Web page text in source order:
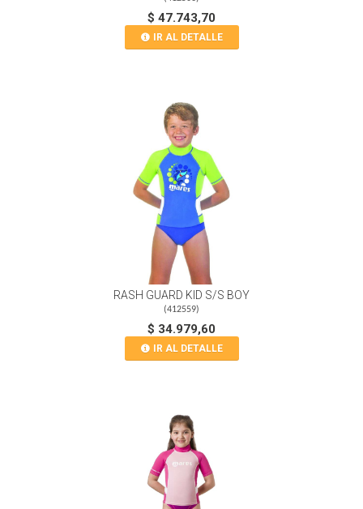
$ 47.743,70
IR AL DETALLE
RASH GUARD KID S/S BOY
(412559)
$ 34.979,60
IR AL DETALLE